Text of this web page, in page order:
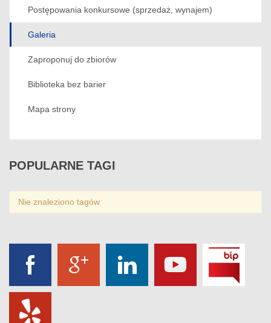
Postępowania konkursowe (sprzedaż, wynajem)
Galeria
Zaproponuj do zbiorów
Biblioteka bez barier
Mapa strony
POPULARNE TAGI
Nie znaleziono tagów